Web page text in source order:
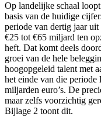
Op landelijke schaal
basis van de huidige
periode van dertig jaar
€25 tot €65 miljard ten
heft. Dat komt deels
groei van de hele
hoogopgeleid talent met
het einde van die
miljarden euro’s. De
maar zelfs voorzichtig
Bijlage 2 toont dit.